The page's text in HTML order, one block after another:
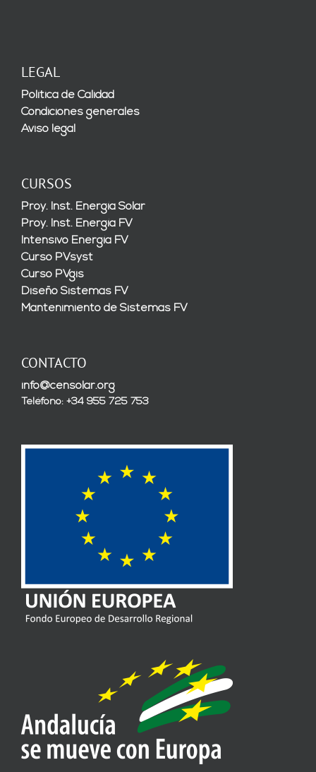
LEGAL
Política de Calidad
Condiciones generales
Aviso legal
CURSOS
Proy. Inst. Energía Solar
Proy. Inst. Energía FV
Intensivo Energía FV
Curso PVsyst
Curso PVgis
Diseño Sistemas FV
Mantenimiento de Sistemas FV
CONTACTO
info@censolar.org
Teléfono: +34 955 725 753